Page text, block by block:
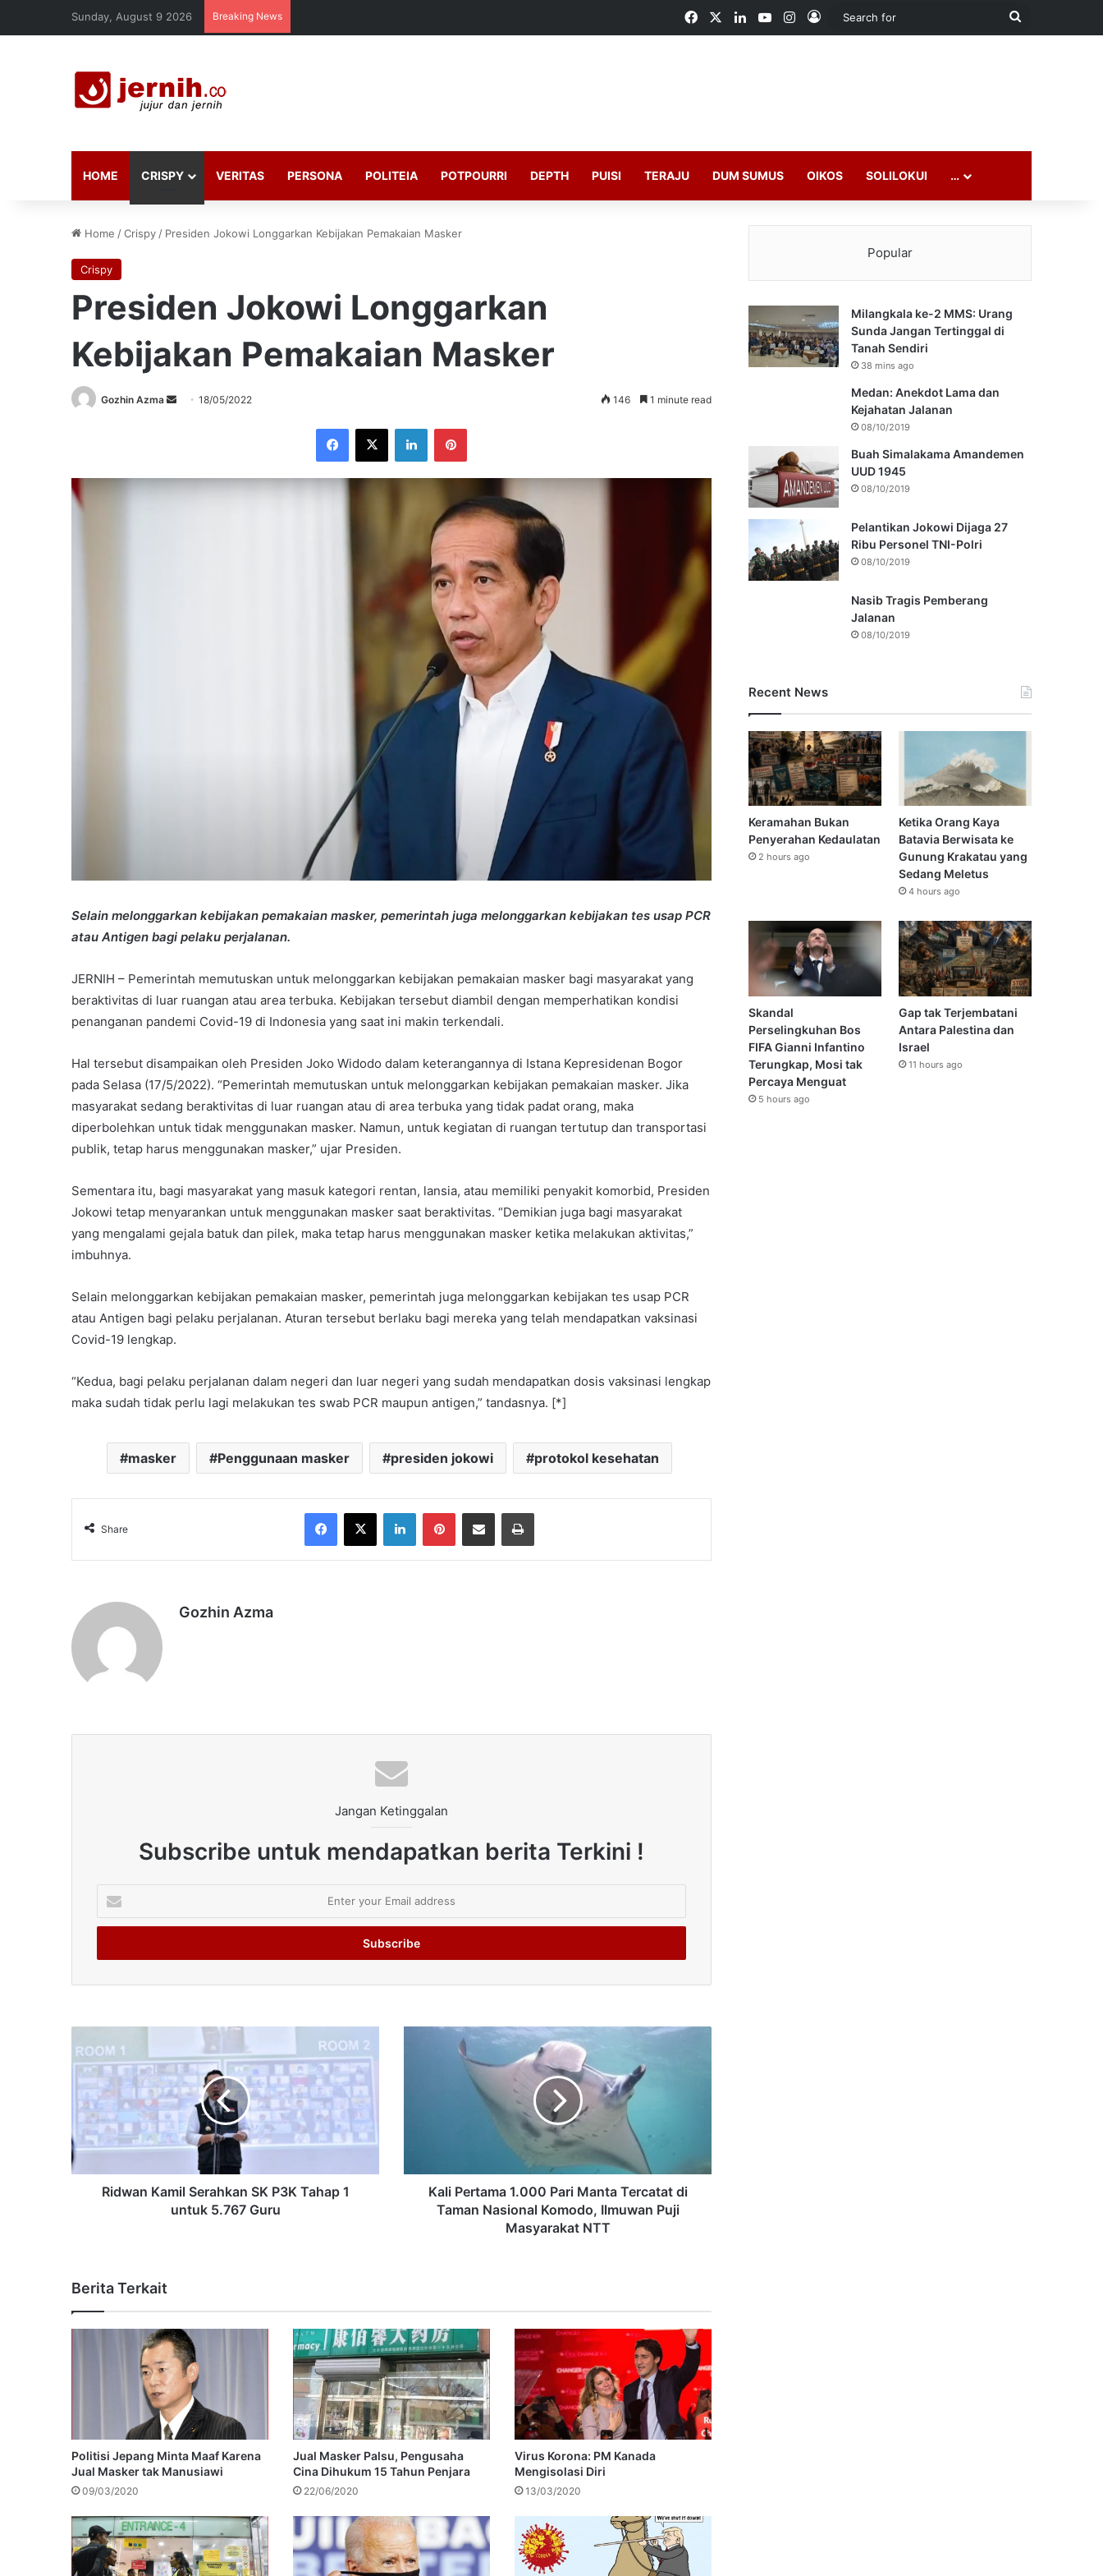
Sunday, August 9 2026 Breaking News FacebookLinkedInYouTubeInstagram
Log In
Search
HOME CRISPY VERITAS PERSONA POLITEIA POTPOURRI DEPTH PUISI TERAJU DUM SUMUS OIKOS SOLILOKUI …
Home /Crispy / Presiden Jokowi Longgarkan Kebijakan Pemakaian Masker
Crispy
Presiden Jokowi Longgarkan
Kebijakan Pemakaian Masker
Gozhin Azma
Send18/05/2022 146 1 minute read
Facebook
X LinkedInPinterest
Selain melonggarkan kebijakan pemakaian masker, pemerintah juga melonggarkan kebijakan tes usap PCR
atau Antigen bagi pelaku perjalanan.
JERNIH – Pemerintah memutuskan untuk melonggarkan kebijakan pemakaian masker bagi masyarakat yang
beraktivitas di luar ruangan atau area terbuka. Kebijakan tersebut diambil dengan memperhatikan kondisi
penanganan pandemi Covid-19 di Indonesia yang saat ini makin terkendali.
Hal tersebut disampaikan oleh Presiden Joko Widodo dalam keterangannya di Istana Kepresidenan Bogor
pada Selasa (17/5/2022). “Pemerintah memutuskan untuk melonggarkan kebijakan pemakaian masker. Jika
masyarakat sedang beraktivitas di luar ruangan atau di area terbuka yang tidak padat orang, maka
diperbolehkan untuk tidak menggunakan masker. Namun, untuk kegiatan di ruangan tertutup dan transportasi
publik, tetap harus menggunakan masker,” ujar Presiden.
Sementara itu, bagi masyarakat yang masuk kategori rentan, lansia, atau memiliki penyakit komorbid, Presiden
Jokowi tetap menyarankan untuk menggunakan masker saat beraktivitas. “Demikian juga bagi masyarakat
yang mengalami gejala batuk dan pilek, maka tetap harus menggunakan masker ketika melakukan aktivitas,”
imbuhnya.
Selain melonggarkan kebijakan pemakaian masker, pemerintah juga melonggarkan kebijakan tes usap PCR
atau Antigen bagi pelaku perjalanan. Aturan tersebut berlaku bagi mereka yang telah mendapatkan vaksinasi
Covid-19 lengkap.
“Kedua, bagi pelaku perjalanan dalam negeri dan luar negeri yang sudah mendapatkan dosis vaksinasi lengkap
maka sudah tidak perlu lagi melakukan tes swab PCR maupun antigen,” tandasnya. [*]
masker Penggunaan masker presiden jokowi protokol kesehatan
Share
Facebook
X LinkedInPinterestShare via Email Print
Gozhin Azma
Jangan Ketinggalan
Subscribe untuk mendapatkan berita Terkini !
your
Email
Ridwan Kamil Serahkan SK P3K Tahap 1
untuk 5.767 Guru
Kali Pertama 1.000 Pari Manta Tercatat di
Taman Nasional Komodo, Ilmuwan Puji
Masyarakat NTT
Berita Terkait
Politisi Jepang Minta Maaf Karena
Jual Masker tak Manusiawi
09/03/2020
Jual Masker Palsu, Pengusaha
Cina Dihukum 15 Tahun Penjara
22/06/2020
Virus Korona: PM Kanada
Mengisolasi Diri
13/03/2020
Popular
Milangkala ke-2 MMS: Urang
Sunda Jangan Tertinggal di
Tanah Sendiri
38 mins ago
Medan: Anekdot Lama dan
Kejahatan Jalanan
08/10/2019
Buah Simalakama Amandemen
UUD 1945
08/10/2019
Pelantikan Jokowi Dijaga 27
Ribu Personel TNI-Polri
08/10/2019
Nasib Tragis Pemberang
Jalanan
08/10/2019
Recent News
Keramahan Bukan
Penyerahan Kedaulatan
2 hours ago
Ketika Orang Kaya
Batavia Berwisata ke
Gunung Krakatau yang
Sedang Meletus
4 hours ago
Skandal
Perselingkuhan Bos
FIFA Gianni Infantino
Terungkap, Mosi tak
Percaya Menguat
5 hours ago
Gap tak Terjembatani
Antara Palestina dan
Israel
11 hours ago